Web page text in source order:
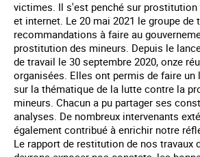
victimes. Il s'est penché sur prostitution
et internet. Le 20 mai 2021 le groupe de
recommandations à faire au
prostitution des mineurs. Depuis le
de travail le 30 septembre 2020, onze
organisées. Elles ont permis de faire un
sur la thématique de la lutte contre la
mineurs. Chacun a pu partager ses
analyses. De nombreux intervenants
également contribué à enrichir notre
Le rapport de restitution de nos travaux